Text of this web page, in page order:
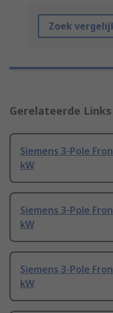
Zoek
Gerelateerde Links
Siemens 3-Pole
kW
Siemens 3-Pole
kW
Siemens 3-Pole
kW